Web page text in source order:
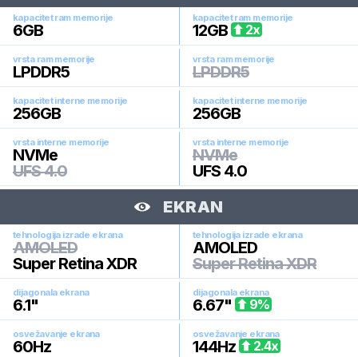
kapacitet ram memorije
6GB
kapacitet ram memorije
12GB 2x
vrsta ram memorije
LPDDR5
vrsta ram memorije
LPDDR5
kapacitet interne memorije
256GB
kapacitet interne memorije
256GB
vrsta interne memorije
NVMe
UFS 4.0
vrsta interne memorije
NVMe
UFS 4.0
EKRAN
tehnologija izrade ekrana
AMOLED
Super Retina XDR
tehnologija izrade ekrana
AMOLED
Super Retina XDR
dijagonala ekrana
6.1"
dijagonala ekrana
6.67" 9%
osvežavanje ekrana
60Hz
osvežavanje ekrana
144Hz 2.4x